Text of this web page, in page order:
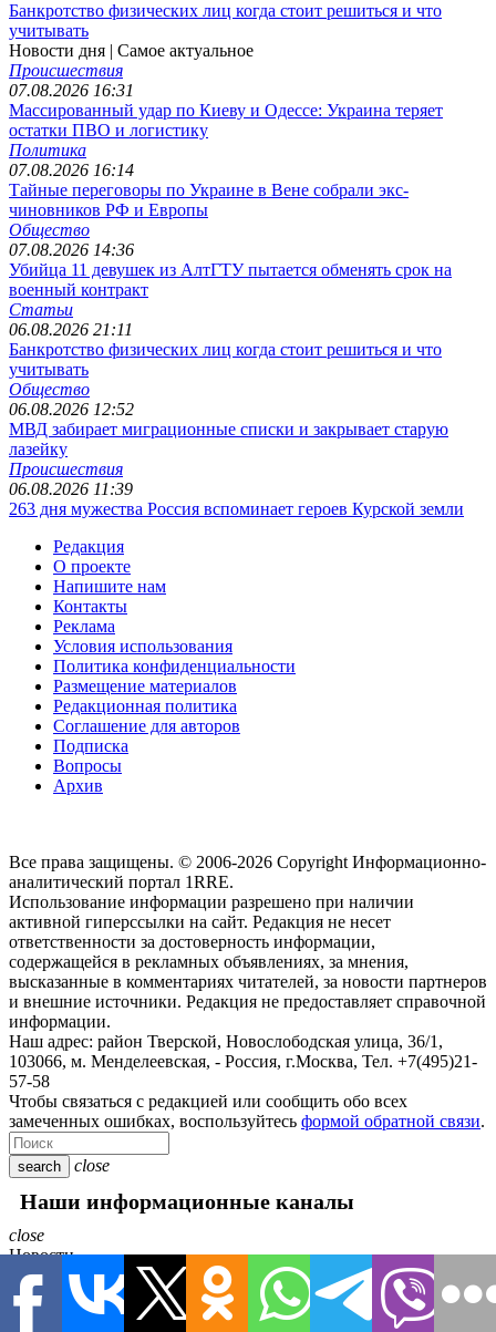
Банкротство физических лиц когда стоит решиться и что
учитывать
Новости дня | Самое актуальное
Происшествия
07.08.2026 16:31
Массированный удар по Киеву и Одессе: Украина теряет
остатки ПВО и логистику
Политика
07.08.2026 16:14
Тайные переговоры по Украине в Вене собрали экс-
чиновников РФ и Европы
Общество
07.08.2026 14:36
Убийца 11 девушек из АлтГТУ пытается обменять срок на
военный контракт
Статьи
06.08.2026 21:11
Банкротство физических лиц когда стоит решиться и что
учитывать
Общество
06.08.2026 12:52
МВД забирает миграционные списки и закрывает старую
лазейку
Происшествия
06.08.2026 11:39
263 дня мужества Россия вспоминает героев Курской земли
Редакция
О проекте
Напишите нам
Контакты
Реклама
Условия использования
Политика конфиденциальности
Размещение материалов
Редакционная политика
Соглашение для авторов
Подписка
Вопросы
Архив
Все права защищены. © 2006-2026 Copyright Информационно-
аналитический портал 1RRE.
Использование информации разрешено при наличии
активной гиперссылки на сайт. Редакция не несет
ответственности за достоверность информации,
содержащейся в рекламных объявлениях, за мнения,
высказанные в комментариях читателей, за новости партнеров
и внешние источники. Редакция не предоставляет справочной
информации.
Наш адрес: район Тверской, Новослободская улица, 36/1 ,
103066, м. Менделеевская, - Россия, г.Москва, Тел. +7(495)21-
57-58
Чтобы связаться с редакцией или сообщить обо всех
замеченных ошибках, воспользуйтесь формой обратной связи.
search close
Наши информационные каналы
close
Новости
Авто
В мире